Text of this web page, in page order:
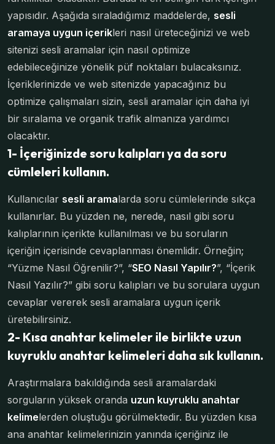
yapısıdır. Aşağıda sıraladığımız maddelerde, sesli
aramaya uygun içerikleri nasıl üreteceğinizi ve web
sitenizi sesli aramalar için nasıl optimize
edebileceğinize yönelik püf noktaları bulacaksınız.
İçeriklerinizde ve web sitenizde yapacağınız bu
optimize çalışmaları sizin, sesli aramalar için daha iyi
bir sıralama ve organik trafik almanıza yardımcı
olacaktır.
1- İçeriğinizde soru kalıpları ya da soru
cümleleri kullanın.
Kullanıcılar sesli aramalarda soru cümlelerinde sıkça
kullanırlar. Bu yüzden ne, nerede, nasıl gibi soru
kalıplarının içerikte kullanılması ve bu soruların
içeriğin içerisinde cevaplanması önemlidir. Örneğin;
“Yüzme Nasıl Öğrenilir?”, “SEO Nasıl Yapılır?”, “İçerik
Nasıl Yazılır?” gibi soru kalıpları ve bu sorulara uygun
cevaplar vererek sesli aramalara uygun içerik
üretebilirsiniz.
2- Kısa anahtar kelimeler ile birlikte uzun
kuyruklu anahtar kelimeleri daha sık kullanın.
Araştırmalara bakıldığında sesli aramalardaki
sorguların yüksek oranda uzun kuyruklu anahtar
kelimelerden oluştuğu görülmektedir. Bu yüzden kısa
ana anahtar kelimelerinizin yanında içeriğiniz ile